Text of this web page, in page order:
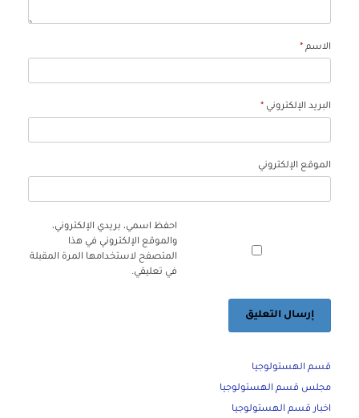
الاسم *
البريد الإلكتروني *
الموقع الإلكتروني
احفظ اسمي، بريدي الإلكتروني،
والموقع الإلكتروني في هذا
المتصفح لاستخدامها المرة المقبلة
في تعليقي.
قسم الهستولوجيا
مجلس قسم الهستولوجيا
اخبار قسم الهستولوجيا